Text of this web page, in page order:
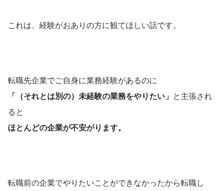
これは、経験がおありの方に観てほしい話です。
転職先企業でご自身に業務経験があるのに
「（それとは別の）未経験の業務をやりたい」 と主張され
ると
ほとんどの企業が不安がります。
転職前の企業でやりたいことができなかったから転職し